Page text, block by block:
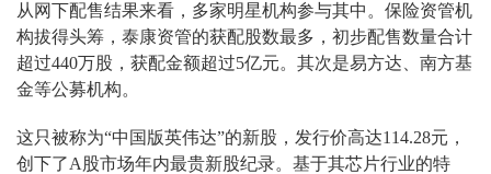
从网下配售结果来看，多家明星机构参与其中。保险资管机
构拔得头筹，泰康资管的获配股数最多，初步配售数量合计
超过440万股，获配金额超过5亿元。其次是易方达、南方基
金等公募机构。
这只被称为“中国版英伟达”的新股，发行价高达114.28元，
创下了A股市场年内最贵新股纪录。基于其芯片行业的特